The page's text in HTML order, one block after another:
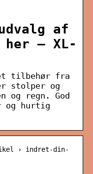
af
– XL-
tilbehør fra
stolper og
og regn. God
og hurtig
› indret-din-